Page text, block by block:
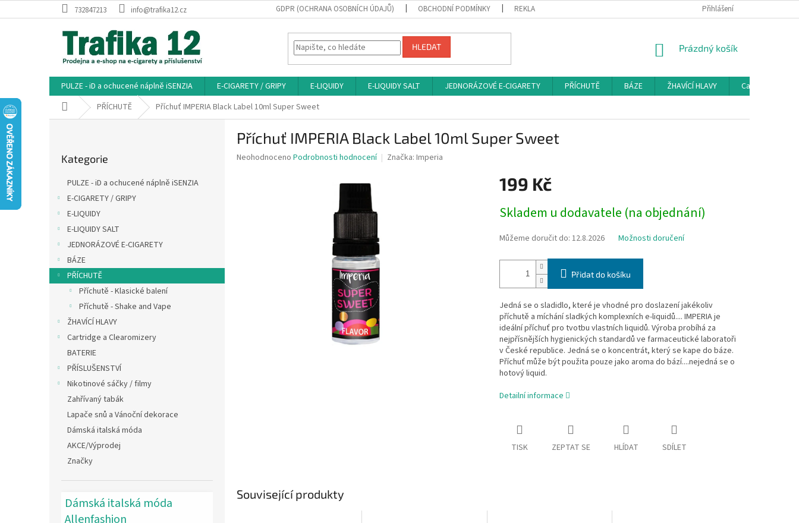
na
732847213 info@trafika12.cz GDPR (OCHRANA OSOBNÍCH ÚDAJŮ) OBCHODNÍ PODMÍNKY REKLAMAČNÍ ŘÁD HODNOCENÍ OBCHODU
Přihlášení
HLEDAT
NÁKUPNÍ
Prázdný košík
PULZE - iD a ochucené náplně iSENZIA E-CIGARETY / GRIPY E-LIQUIDY E-LIQUIDY SALT JEDNORÁZOVÉ E-CIGARETY PŘÍCHUTĚ BÁZE ŽHAVÍCÍ HLAVY
Cartridge a
Domů PŘÍCHUTĚ Příchuť IMPERIA Black Label 10ml Super Sweet
n
e
kategorie
Kategorie
PULZE - iD a ochucené náplně iSENZIA
E-CIGARETY / GRIPY
E-LIQUIDY
E-LIQUIDY SALT
JEDNORÁZOVÉ E-CIGARETY
BÁZE
PŘÍCHUTĚ
Příchutě - Klasické balení
Příchutě - Shake and Vape
ŽHAVÍCÍ HLAVY
Cartridge a Clearomizery
BATERIE
PŘÍSLUŠENSTVÍ
Nikotinové sáčky / filmy
Zahřívaný tabák
Lapače snů a Vánoční dekorace
Dámská italská móda
AKCE/Výprodej
Značky
Dámská italská móda
Allenfashion
Příchuť IMPERIA Black Label 10ml Super Sweet
Průměrné
Neohodnoceno Podrobnosti hodnocení Značka: Imperia
199 Kč
cena:
Skladem u dodavatele (na objednání)
Můžeme doručit do: 12.8.2026 Možnosti doručení
Přidat do košíku
Jedná se o sladidlo, které je vhodné pro doslazení jakékoliv
příchutě a míchání sladkých komplexních e-liquidů.... IMPERIA je
ideální příchuť pro tvotbu vlastních liquidů. Výroba probíhá za
nejpřísnějších hygienických standardů ve farmaceutické laboratoři
v České republice. Jedná se o koncentrát, který se kape do báze.
Příchuť může být použita pouze jako aroma do bází....nejedná se o
hotový liquid.
Detailní informace
TISK ZEPTAT SE HLÍDAT SDÍLET
Související produkty